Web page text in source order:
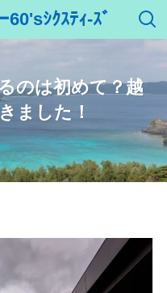
ｼｸｽﾃｨ-ｽﾞ
のは初めて？越
ました！